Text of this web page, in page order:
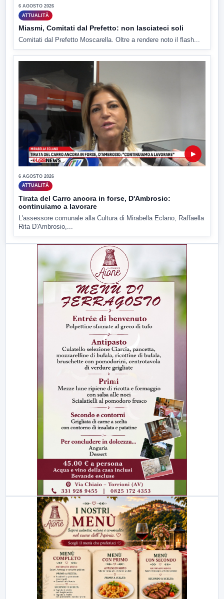
6 AGOSTO 2026
ATTUALITÀ
Miasmi, Comitati dal Prefetto: non lasciateci soli
Comitati dal Prefetto Moscarella. Oltre a rendere noto il flash...
▶
6 AGOSTO 2026
ATTUALITÀ
Tirata del Carro ancora in forse, D'Ambrosio:
continuiamo a lavorare
L'assessore comunale alla Cultura di Mirabella Eclano, Raffaella
Rita D'Ambrosio,...